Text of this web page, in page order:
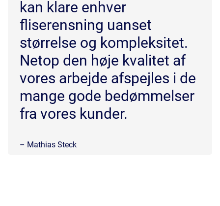
kan klare enhver
fliserensning uanset
størrelse og kompleksitet.
Netop den høje kvalitet af
vores arbejde afspejles i de
mange gode bedømmelser
fra vores kunder.
– Mathias Steck